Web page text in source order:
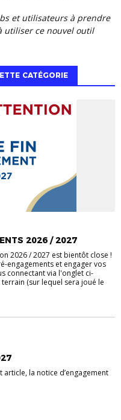
utiliser ce nouvel outil
CATÉGORIE
2026 / 2027
2026 / 2027 est bientôt close !
engagements et engager vos
connectant via l'onglet ci-
terrain (sur lequel sera joué le
la notice d’engagement